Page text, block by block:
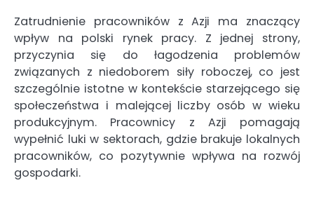
Zatrudnienie pracowników z Azji ma znaczący
wpływ na polski rynek pracy. Z jednej strony,
przyczynia się do łagodzenia problemów
związanych z niedoborem siły roboczej, co jest
szczególnie istotne w kontekście starzejącego się
społeczeństwa i malejącej liczby osób w wieku
produkcyjnym. Pracownicy z Azji pomagają
wypełnić luki w sektorach, gdzie brakuje lokalnych
pracowników, co pozytywnie wpływa na rozwój
gospodarki.